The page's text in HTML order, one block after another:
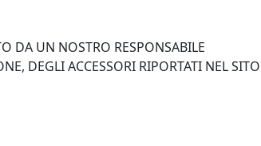
DA UN NOSTRO RESPONSABILE
DEGLI ACCESSORI RIPORTATI NEL SITO